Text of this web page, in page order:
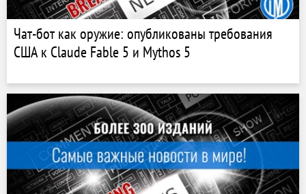
Чат-бот как оружие: опубликованы требования
США к Claude Fable 5 и Mythos 5